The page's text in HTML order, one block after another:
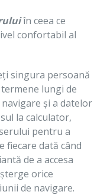
în ceea ce
confortabil al
singura persoană
lungi de
și a datelor
la calculator,
pentru a
fiecare dată când
de a accesa
orice
de navigare.